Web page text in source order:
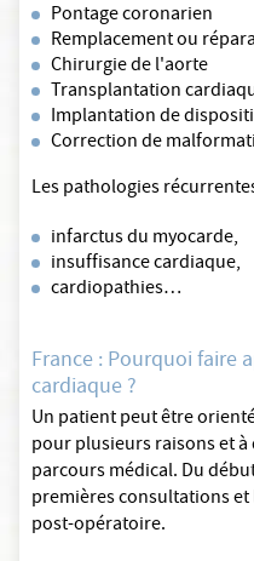
Pontage coronarien
Remplacement ou
Chirurgie de l'aorte
Transplantation
Implantation de
Correction de
Les pathologies
infarctus du myocarde,
insuffisance cardiaque,
cardiopathies…
France : Pourquoi faire
cardiaque ?
Un patient peut être
pour plusieurs raisons et
parcours médical. Du
premières consultations et
post-opératoire.